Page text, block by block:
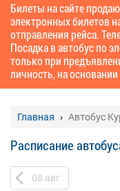
Билеты на сайте
электронных билетов
отправления рейса.
Посадка в автобус по
только при
личность, на
Главная Автобус
Расписание
08 авг